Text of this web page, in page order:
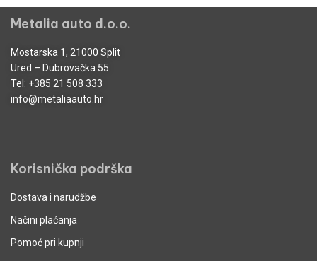
Metalia auto d.o.o.
Mostarska 1, 21000 Split
Ured – Dubrovačka 55
Tel: +385 21 508 333
info@metaliaauto.hr
Korisnička podrška
Dostava i narudžbe
Načini plaćanja
Pomoć pri kupnji